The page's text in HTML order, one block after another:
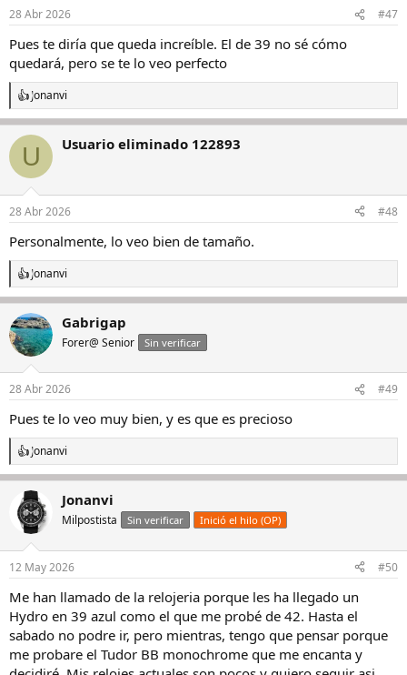
e
:
28 Abr 2026 #47
Pues te diría que queda increíble. El de 39 no sé cómo
quedará, pero se te lo veo perfecto
R
e
c
i
e
:
Jonanvi
U Usuario eliminado 122893
28 Abr 2026 #48
Personalmente, lo veo bien de tamaño.
R
e
a
c
c
i
e
:
Jonanvi
Gabrigap
Forer@ Senior Sin verificar
28 Abr 2026 #49
Pues te lo veo muy bien, y es que es precioso
R
e
c
c
e
:
Jonanvi
Jonanvi
Milpostista Sin verificar Inició el hilo (OP)
12 May 2026 #50
Me han llamado de la relojeria porque les ha llegado un
Hydro en 39 azul como el que me probé de 42. Hasta el
sabado no podre ir, pero mientras, tengo que pensar porque
me probare el Tudor BB monochrome que me encanta y